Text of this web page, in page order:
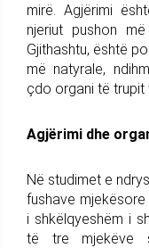
mirë. Agjërimi
njeriut pushon
Gjithashtu, është
më natyrale,
çdo organi të trupit
Agjërimi dhe
Në studimet e
fushave
i shkëlqyeshëm i
të tre mjekëve